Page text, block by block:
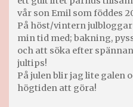
vår son Emil som föddes
På höst/vintern
min tid med; bakning,
och att söka efter
jultips!
På julen blir jag lite galen
högtiden att göra!